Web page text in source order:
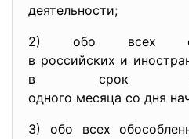
деятельности;
2) обо всех
в российских и
в срок не
одного месяца со дня
3) обо всех